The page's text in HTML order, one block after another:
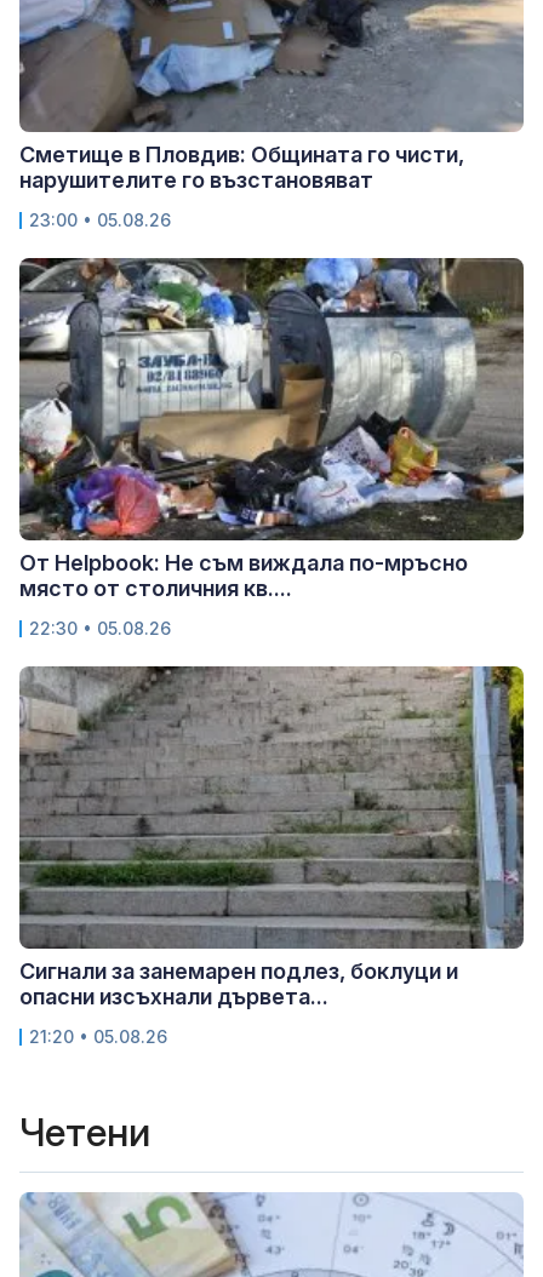
Сметище в Пловдив: Общината го чисти,
нарушителите го възстановяват
23:00 • 05.08.26
От Helpbook: Не съм виждала по-мръсно
място от столичния кв....
22:30 • 05.08.26
Сигнали за занемарен подлез, боклуци и
опасни изсъхнали дървета...
21:20 • 05.08.26
Четени